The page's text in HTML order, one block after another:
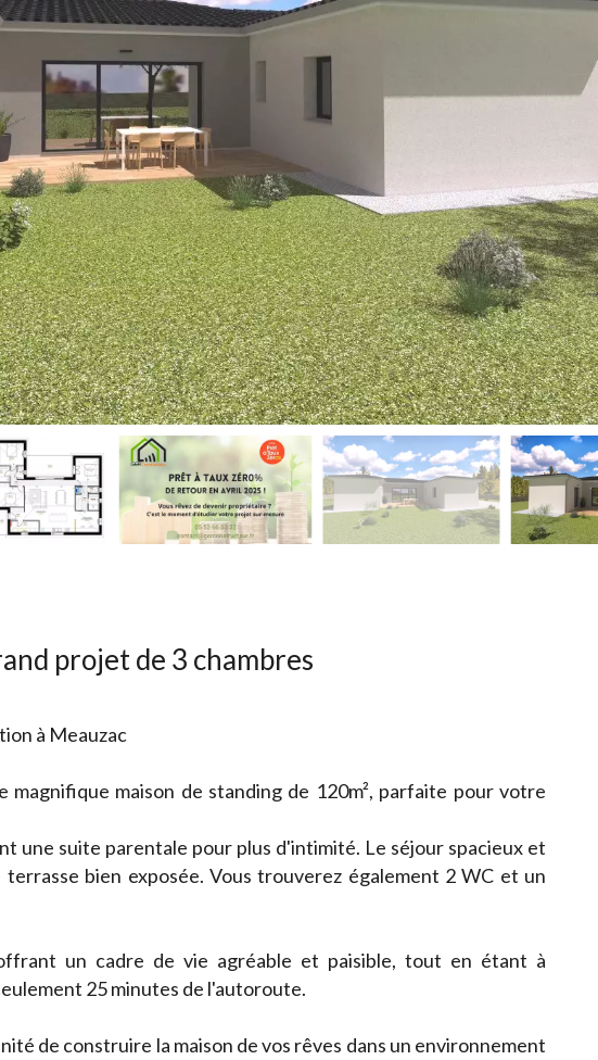
projet de 3 chambres
à Meauzac
maison de standing de 120m², parfaite pour votre
une suite parentale pour plus d'intimité. Le séjour spacieux et
bien exposée. Vous trouverez également 2 WC et un
un cadre de vie agréable et paisible, tout en étant à
25 minutes de l'autoroute.
de construire la maison de vos rêves dans un environnement